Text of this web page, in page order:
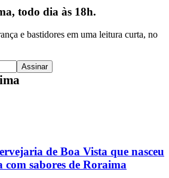
todo dia às 18h.
e bastidores em uma leitura curta, no
Assinar
de Boa Vista que nasceu
com sabores de Roraima